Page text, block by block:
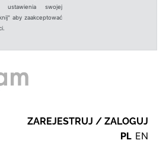
swojej
aby zaakceptować
ZAREJESTRUJ / ZALOGUJ
PL EN